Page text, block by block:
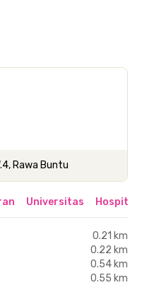
Rawa Buntu
Universitas Hospital
0.21 km
0.22 km
0.54 km
0.55 km